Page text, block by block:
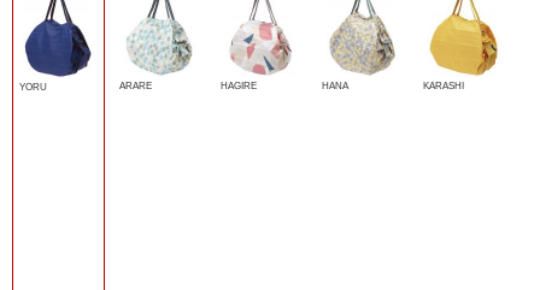
YORU ARARE HAGIRE HANA KARASHI